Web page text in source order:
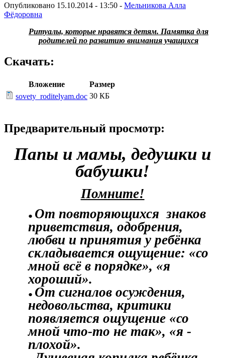
Опубликовано 15.10.2014 - 13:50 - Мельникова Алла
Фёдоровна
Ритуалы, которые нравятся детям. Памятка для
родителей по развитию внимания учащихся
Скачать:
Вложение
Размер
sovety_roditelyam.doc 30 КБ
Предварительный просмотр:
Папы и мамы, дедушки и
бабушки!
Помните!
От повторяющихся знаков
приветствия, одобрения,
любви и принятия у ребёнка
складывается ощущение: «со
мной всё в порядке», «я
хороший».
От сигналов осуждения,
недовольства, критики
появляется ощущение «со
мной что-то не так», «я -
плохой».